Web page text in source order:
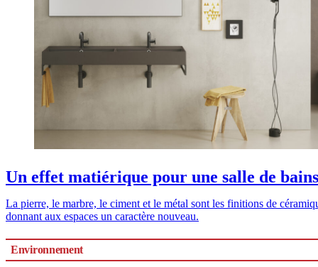
Un effet matiérique pour une salle de
La pierre, le marbre, le ciment et le métal sont les finitions de
donnant aux espaces un caractère nouveau.
Environnement